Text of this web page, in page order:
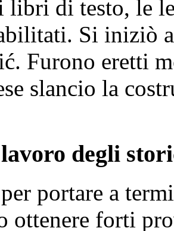
libri di testo, le
Si iniziò
Furono eretti
slancio la
degli
portare a
ottenere forti